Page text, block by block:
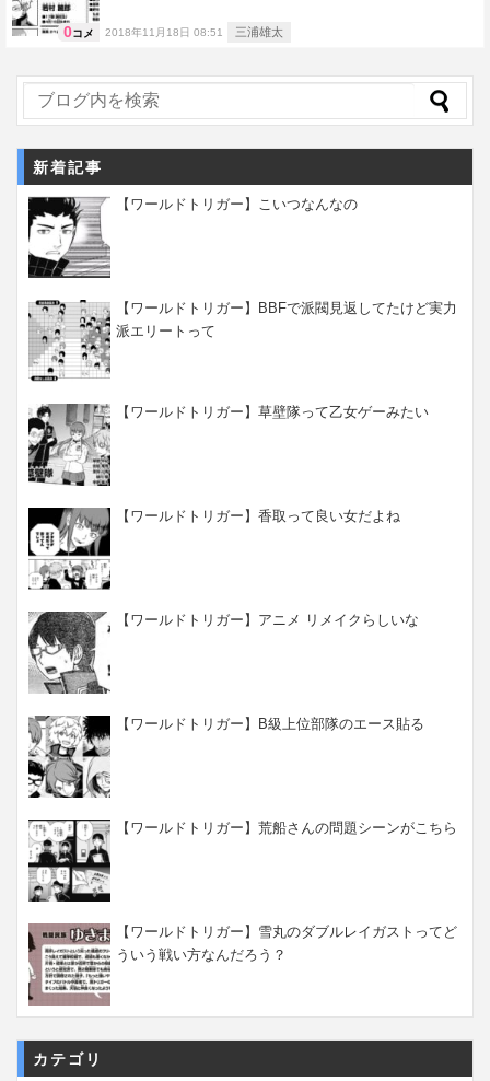
0コメ 2018年11月18日 08:51 三浦雄太
新着記事
【ワールドトリガー】こいつなんなの
【ワールドトリガー】BBFで派閥見返してたけど実力
派エリートって
【ワールドトリガー】草壁隊って乙女ゲーみたい
【ワールドトリガー】香取って良い女だよね
【ワールドトリガー】アニメ リメイクらしいな
【ワールドトリガー】B級上位部隊のエース貼る
【ワールドトリガー】荒船さんの問題シーンがこちら
【ワールドトリガー】雪丸のダブルレイガストってど
ういう戦い方なんだろう？
カテゴリ